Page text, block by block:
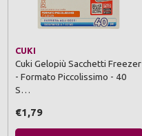
CUKI
Cuki Gelopiù Sacchetti Freezer
- Formato Piccolissimo - 40
S…
€1,79